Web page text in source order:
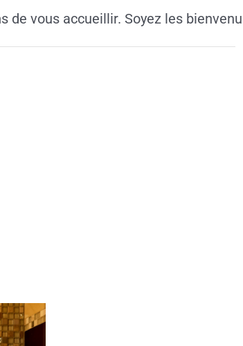
de vous accueillir. Soyez les